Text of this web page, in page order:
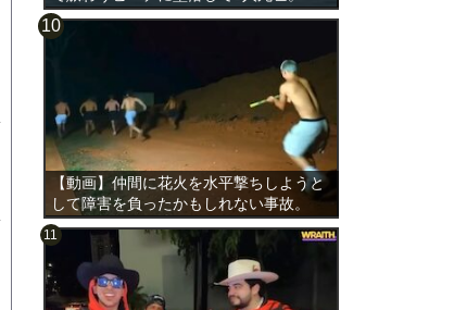
【動画】仲間に花火を水平撃ちしようと
して障害を負ったかもしれない事故。